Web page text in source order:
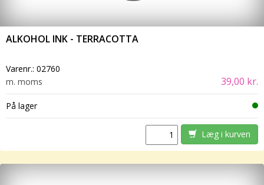
ALKOHOL INK - TERRACOTTA
Varenr.: 02760
m. moms
39,00 kr.
På lager
Læg i kurven